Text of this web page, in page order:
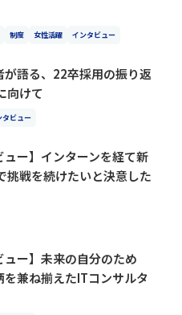
制度 女性活躍 インタビュー
が語る、22卒採用の振り返
向けて
タビュー
ュー】インターンを経て新
挑戦を続けたいと決意した
ュー】未来の自分のため
を兼ね揃えたITコンサルタ